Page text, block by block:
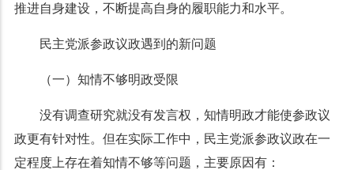
推进自身建设，不断提高自身的履职能力和水平。
民主党派参政议政遇到的新问题
（一）知情不够明政受限
没有调查研究就没有发言权，知情明政才能使参政议
政更有针对性。但在实际工作中，民主党派参政议政在一
定程度上存在着知情不够等问题，主要原因有：